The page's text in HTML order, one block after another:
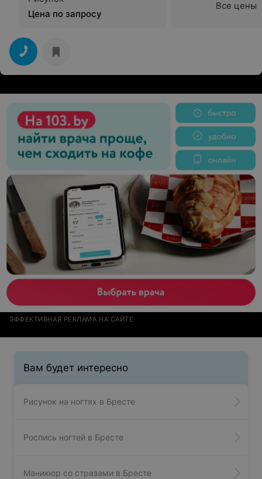
Цена по запросу
Все цены
ЭФФЕКТИВНАЯ РЕКЛАМА НА САЙТЕ
Вам будет интересно
Рисунок на ногтях в Бресте
Роспись ногтей в Бресте
Маникюр со стразами в Бресте